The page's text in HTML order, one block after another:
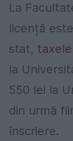
La
licență
stat, taxele
la
550 lei la
din urmă
înscriere.